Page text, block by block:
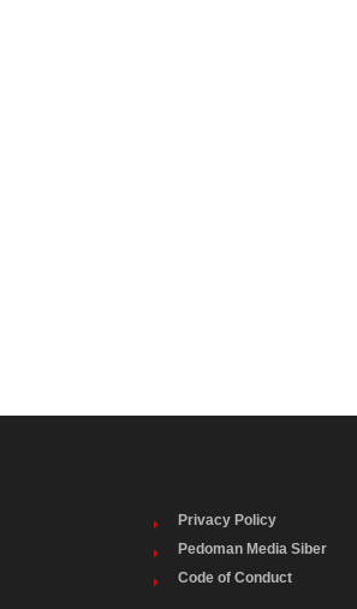
Privacy Policy
Pedoman Media Siber
Code of Conduct